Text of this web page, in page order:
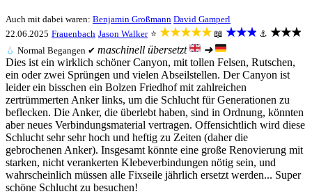
Auch mit dabei waren: Benjamin Großmann David Gamperl
22.06.2025 Frauenbach Jason Walker ⭐ ★★★★★ 📖 ★★★ ⚓ ★★★
💧 Normal Begangen ✔ maschinell übersetzt
➜
Dies ist ein wirklich schöner Canyon, mit tollen Felsen, Rutschen,
ein oder zwei Sprüngen und vielen Abseilstellen. Der Canyon ist
leider ein bisschen ein Bolzen Friedhof mit zahlreichen
zertrümmerten Anker links, um die Schlucht für Generationen zu
beflecken. Die Anker, die überlebt haben, sind in Ordnung, könnten
aber neues Verbindungsmaterial vertragen. Offensichtlich wird diese
Schlucht sehr sehr hoch und heftig zu Zeiten (daher die
gebrochenen Anker). Insgesamt könnte eine große Renovierung mit
starken, nicht verankerten Klebeverbindungen nötig sein, und
wahrscheinlich müssen alle Fixseile jährlich ersetzt werden... Super
schöne Schlucht zu besuchen!